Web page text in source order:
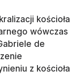
kościoła
wówczas
de
z kościoła